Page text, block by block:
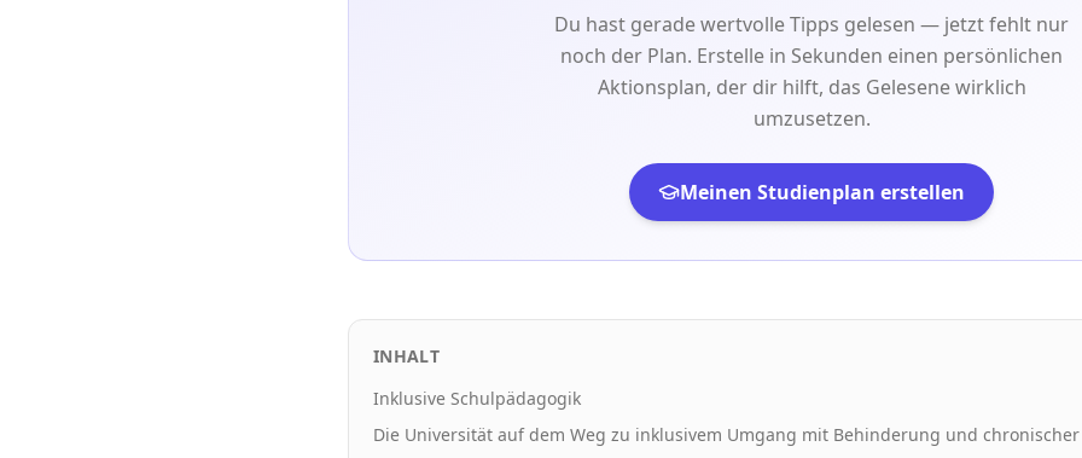
Du hast gerade wertvolle Tipps gelesen — jetzt fehlt nur
noch der Plan. Erstelle in Sekunden einen persönlichen
Aktionsplan, der dir hilft, das Gelesene wirklich
umzusetzen.
Meinen Studienplan erstellen
INHALT
Inklusive Schulpädagogik
Die Universität auf dem Weg zu inklusivem Umgang mit Behinderung und